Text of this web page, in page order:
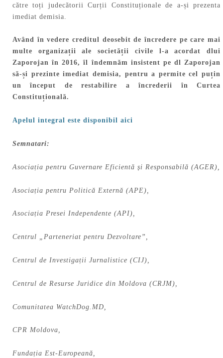
către toți judecătorii Curții Constituționale de a-și prezenta
imediat demisia.
Având în vedere creditul deosebit de încredere pe care mai
multe organizații ale societății civile l-a acordat dlui
Zaporojan în 2016, îl îndemnăm insistent pe dl Zaporojan
să-și prezinte imediat demisia, pentru a permite cel puțin
un început de restabilire a încrederii în Curtea
Constituțională.
Apelul integral este disponibil aici
Semnatari:
Asociația pentru Guvernare Eficientă și Responsabilă (AGER),
Asociația pentru Politică Externă (APE),
Asociația Presei Independente (API),
Centrul „Parteneriat pentru Dezvoltare”,
Centrul de Investigații Jurnalistice (CIJ),
Centrul de Resurse Juridice din Moldova (CRJM),
Comunitatea WatchDog.MD,
CPR Moldova,
Fundația Est-Europeană,